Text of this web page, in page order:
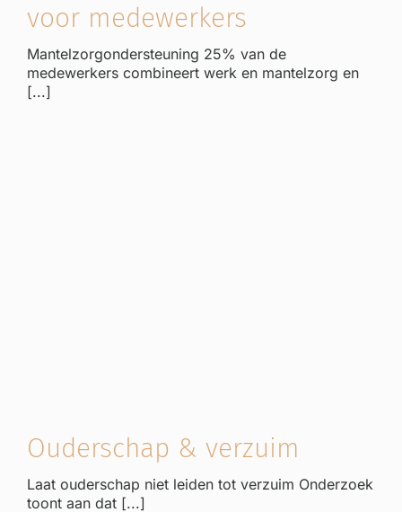
voor medewerkers
Mantelzorgondersteuning 25% van de
medewerkers combineert werk en mantelzorg en
[...]
Ouderschap & verzuim
Laat ouderschap niet leiden tot verzuim Onderzoek
toont aan dat [...]